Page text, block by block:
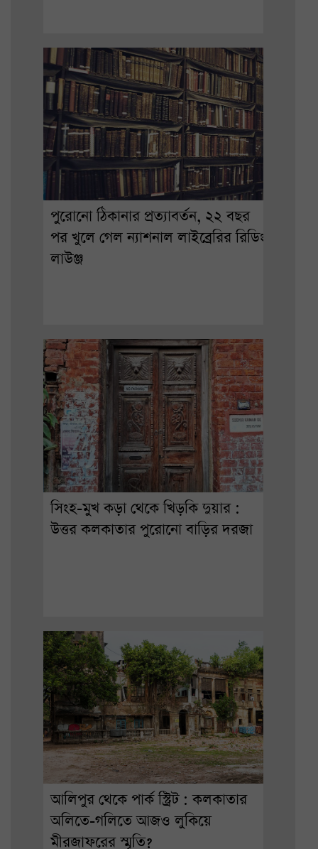
পুরোনো ঠিকানার প্রত্যাবর্তন, ২২ বছর
পর খুলে গেল ন্যাশনাল লাইব্রেরির রিডিং
লাউঞ্জ
সিংহ-মুখ কড়া থেকে খিড়কি দুয়ার :
উত্তর কলকাতার পুরোনো বাড়ির দরজা
আলিপুর থেকে পার্ক স্ট্রিট : কলকাতার
অলিতে-গলিতে আজও লুকিয়ে
মীরজাফরের স্মৃতি?